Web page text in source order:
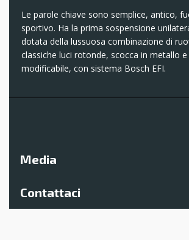
Le parole chiave sono semplice, antico,
sportivo. Ha la prima sospensione
dotata della lussuosa combinazione di
classiche luci rotonde, scocca in metallo e
modificabile, con sistema Bosch EFI.
Media
Contattaci